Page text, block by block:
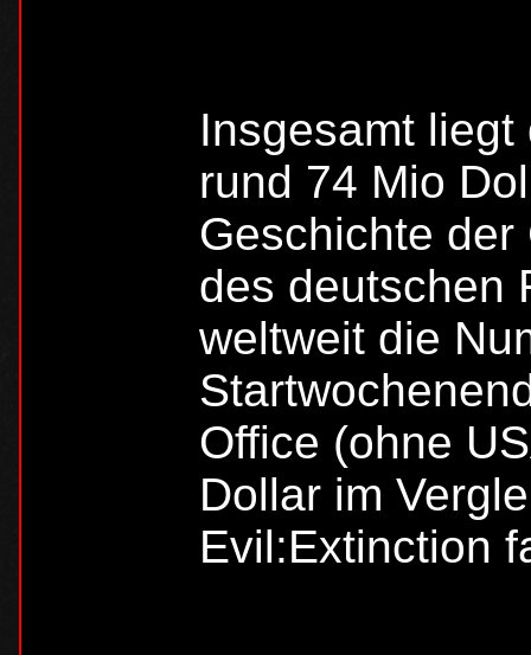
Insgesamt
rund 74 Mio
Geschichte der
des deutschen
weltweit die
Office (ohne
Dollar im
Evil:Extinction